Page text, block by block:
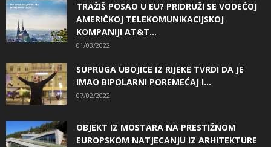
TRAŽIŠ POSAO U EU? PRIDRUŽI SE VODEĆOJ
AMERIČKOJ TELEKOMUNIKACIJSKOJ
KOMPANIJI AT&T...
01/03/2022
SUPRUGA UBOJICE IZ RIJEKE TVRDI DA JE
IMAO BIPOLARNI POREMEĆAJ I...
07/02/2022
OBJEKT IZ MOSTARA NA PRESTIŽNOM
EUROPSKOM NATJECANJU IZ ARHITEKTURE